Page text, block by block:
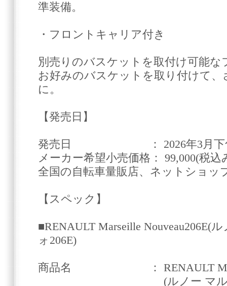
準装備。
・フロントキャリア付き
別売りのバスケットを取付け可能
お好みのバスケットを取り付けて
に。
【発売日】
発売日 ： 2026年3月下
メーカー希望小売価格： 99,000(税込
全国の自転車量販店、ネットショッ
【スペック】
■RENAULT Marseille Nouveau206E(
ォ206E)
商品名 ： RENAULT
(ルノー マルセイユ